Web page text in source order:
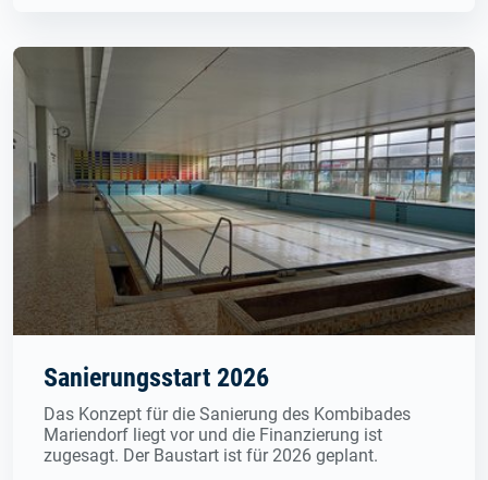
Sanierungsstart 2026
Das Konzept für die Sanierung des Kombibades
Mariendorf liegt vor und die Finanzierung ist
zugesagt. Der Baustart ist für 2026 geplant.